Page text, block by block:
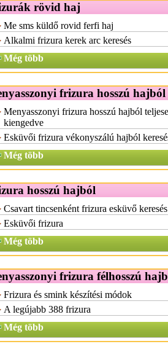
rövid haj
Me sms küldő rovid ferfi haj
Alkalmi frizura kerek arc keresés
Még több
frizura hosszú hajból
Menyasszonyi frizura hosszú hajból
kiengedve
Esküvői frizura vékonyszálú hajból
Még több
hosszú hajból
Csavart tincsenként frizura esküvő keresés
Esküvői frizura
Még több
frizura félhosszú
Frizura és smink készítési módok
A legújabb 388 frizura
Még több